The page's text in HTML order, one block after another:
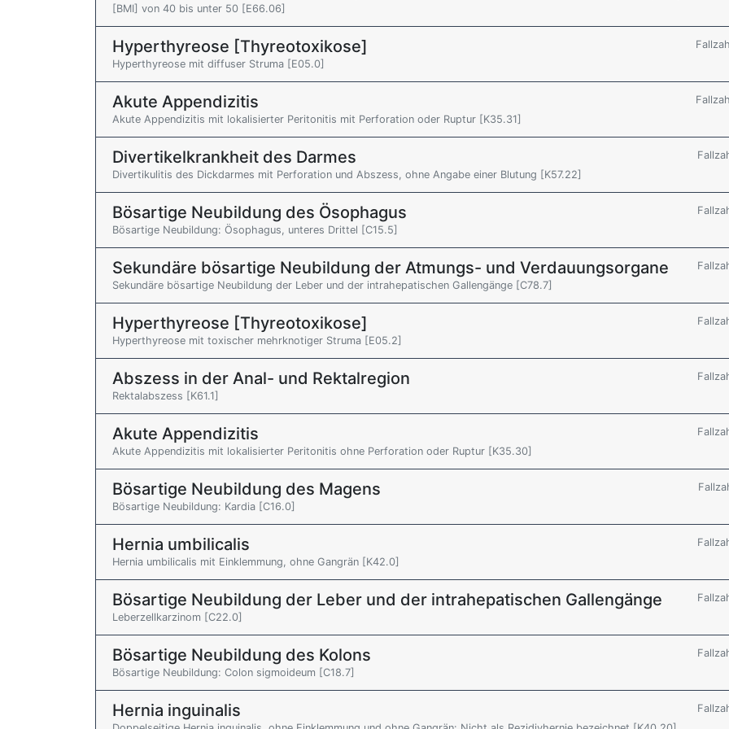
[BMI] von 40 bis unter 50 [E66.06]
Hyperthyreose [Thyreotoxikose]
Hyperthyreose mit diffuser Struma [E05.0]
Akute Appendizitis
Akute Appendizitis mit lokalisierter Peritonitis mit Perforation oder Ruptur [K35.31]
Divertikelkrankheit des Darmes
Divertikulitis des Dickdarmes mit Perforation und Abszess, ohne Angabe einer Blutung [K57.22]
Bösartige Neubildung des Ösophagus
Bösartige Neubildung: Ösophagus, unteres Drittel [C15.5]
Sekundäre bösartige Neubildung der Atmungs- und Verdauungsorgane
Sekundäre bösartige Neubildung der Leber und der intrahepatischen Gallengänge [C78.7]
Hyperthyreose [Thyreotoxikose]
Hyperthyreose mit toxischer mehrknotiger Struma [E05.2]
Abszess in der Anal- und Rektalregion
Rektalabszess [K61.1]
Akute Appendizitis
Akute Appendizitis mit lokalisierter Peritonitis ohne Perforation oder Ruptur [K35.30]
Bösartige Neubildung des Magens
Bösartige Neubildung: Kardia [C16.0]
Hernia umbilicalis
Hernia umbilicalis mit Einklemmung, ohne Gangrän [K42.0]
Bösartige Neubildung der Leber und der intrahepatischen Gallengänge
Leberzellkarzinom [C22.0]
Bösartige Neubildung des Kolons
Bösartige Neubildung: Colon sigmoideum [C18.7]
Hernia inguinalis